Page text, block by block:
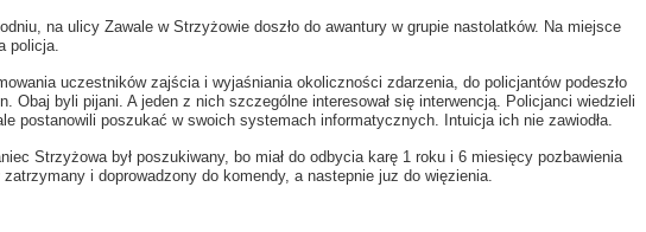
na ulicy Zawale w Strzyżowie doszło do awantury w grupie nastolatków. Na miejsce
policja.
uczestników zajścia i wyjaśniania okoliczności zdarzenia, do policjantów podeszło
Obaj byli pijani. A jeden z nich szczególne interesował się interwencją. Policjanci wiedzieli
postanowili poszukać w swoich systemach informatycznych. Intuicja ich nie zawiodła.
Strzyżowa był poszukiwany, bo miał do odbycia karę 1 roku i 6 miesięcy pozbawienia
zatrzymany i doprowadzony do komendy, a nastepnie juz do więzienia.